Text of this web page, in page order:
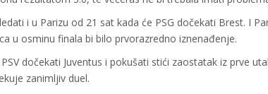
i u Parizu od 21 sat kada će PSG dočekati Brest. I
u osminu finala bi bilo prvorazredno iznenađenje.
dočekati Juventus i pokušati stići zaostatak iz prve
zanimljiv duel.